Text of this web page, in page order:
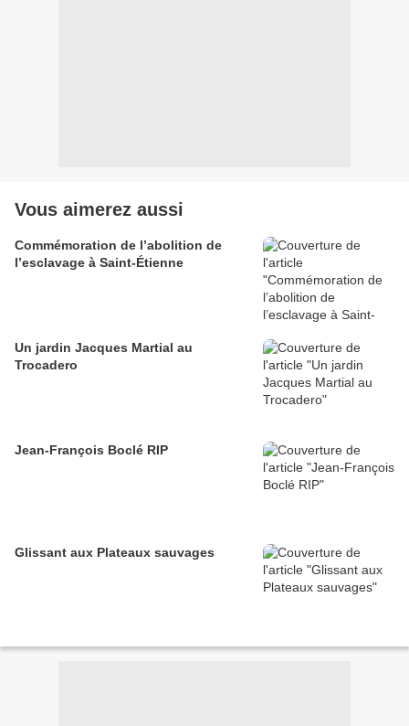
Vous aimerez aussi
Commémoration de l’abolition de
l’esclavage à Saint-Étienne
Un jardin Jacques Martial au
Trocadero
Jean-François Boclé RIP
Glissant aux Plateaux sauvages